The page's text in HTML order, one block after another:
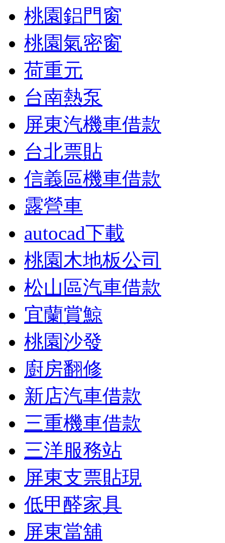
桃園鋁門窗
桃園氣密窗
荷重元
台南熱泵
屏東汽機車借款
台北票貼
信義區機車借款
露營車
autocad下載
桃園木地板公司
松山區汽車借款
宜蘭賞鯨
桃園沙發
廚房翻修
新店汽車借款
三重機車借款
三洋服務站
屏東支票貼現
低甲醛家具
屏東當舖